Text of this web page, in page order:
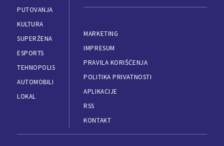
PUTOVANJA
KULTURA
SUPERŽENA
ESPORTS
TEHNOPOLIS
AUTOMOBILI
LOKAL
MARKETING
IMPRESUM
PRAVILA KORIŠĆENJA
POLITIKA PRIVATNOSTI
APLIKACIJE
RSS
KONTAKT